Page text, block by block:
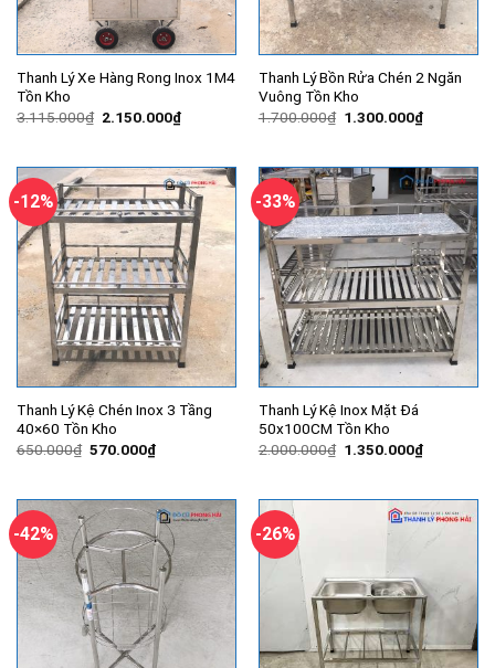
Thanh Lý Xe Hàng Rong Inox 1M4
Tồn Kho
3.115.000₫ Giá
2.150.000₫Giá
hiện
2.150.000₫.
Thanh Lý Bồn Rửa Chén 2 Ngăn
Vuông Tồn Kho
1.700.000₫ Giá
1.300.000₫Giá
hiện
-12%
Thanh Lý Kệ Chén Inox 3 Tầng
40×60 Tồn Kho
650.000₫ Giá
570.000₫Giá
hiện
570.000₫.
-33%
Thanh Lý Kệ Inox Mặt Đá
50x100CM Tồn Kho
2.000.000₫ Giá
1.350.000₫Giá
hiện
-42% -26%